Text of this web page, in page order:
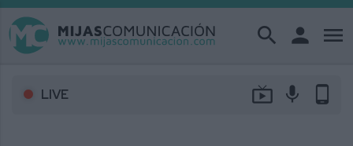
search person menu
LIVE live_tv mic phone_android